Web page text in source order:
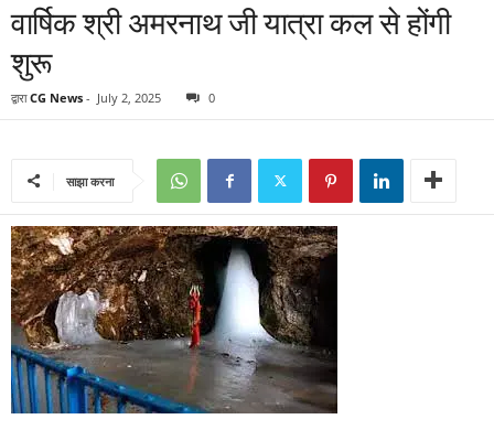
वार्षिक श्री अमरनाथ जी यात्रा कल से होंगी
शुरू
द्वारा CG News - July 2, 2025 0
साझा करना